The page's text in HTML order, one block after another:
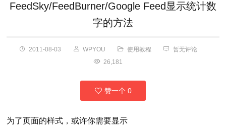
FeedSky/FeedBurner/Google Feed显示统计数
字的方法
2011-08-03 WPYOU 使用教程
暂无评论
26,181
赞一个 0
为了页面的样式，或许你需要显示